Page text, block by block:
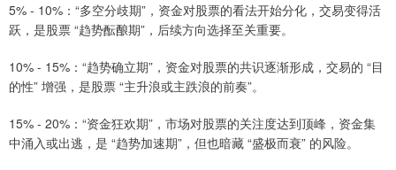
5% - 10%：“多空分歧期”，资金对股票的看法开始分化，交易变得活
跃，是股票 “趋势酝酿期”，后续方向选择至关重要。
10% - 15%：“趋势确立期”，资金对股票的共识逐渐形成，交易的 “目
的性” 增强，是股票 “主升浪或主跌浪的前奏”。
15% - 20%：“资金狂欢期”，市场对股票的关注度达到顶峰，资金集
中涌入或出逃，是 “趋势加速期”，但也暗藏 “盛极而衰” 的风险。